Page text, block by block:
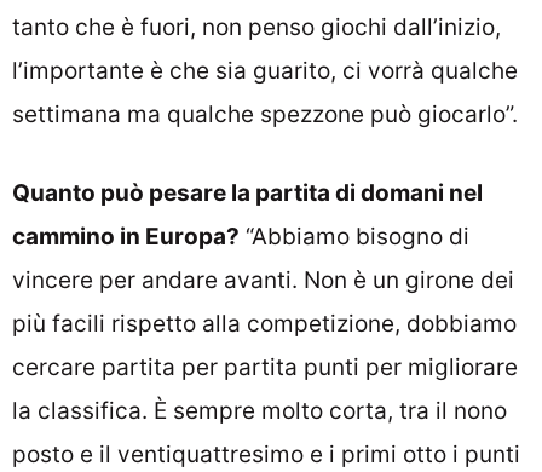
tanto che è fuori, non penso giochi dall’inizio,
l’importante è che sia guarito, ci vorrà qualche
settimana ma qualche spezzone può giocarlo”.
Quanto può pesare la partita di domani nel
cammino in Europa? “Abbiamo bisogno di
vincere per andare avanti. Non è un girone dei
più facili rispetto alla competizione, dobbiamo
cercare partita per partita punti per migliorare
la classifica. È sempre molto corta, tra il nono
posto e il ventiquattresimo e i primi otto i punti